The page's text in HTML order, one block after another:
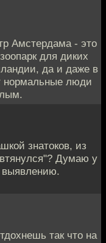
Амстердама - это
для диких
да и даже в
нормальные люди
знатоков, из
Думаю у
выявлению.
так что на